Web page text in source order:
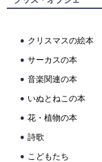
クリスマスの絵本
サーカスの本
音楽関連の本
いぬとねこの本
花・植物の本
詩歌
こどもたち